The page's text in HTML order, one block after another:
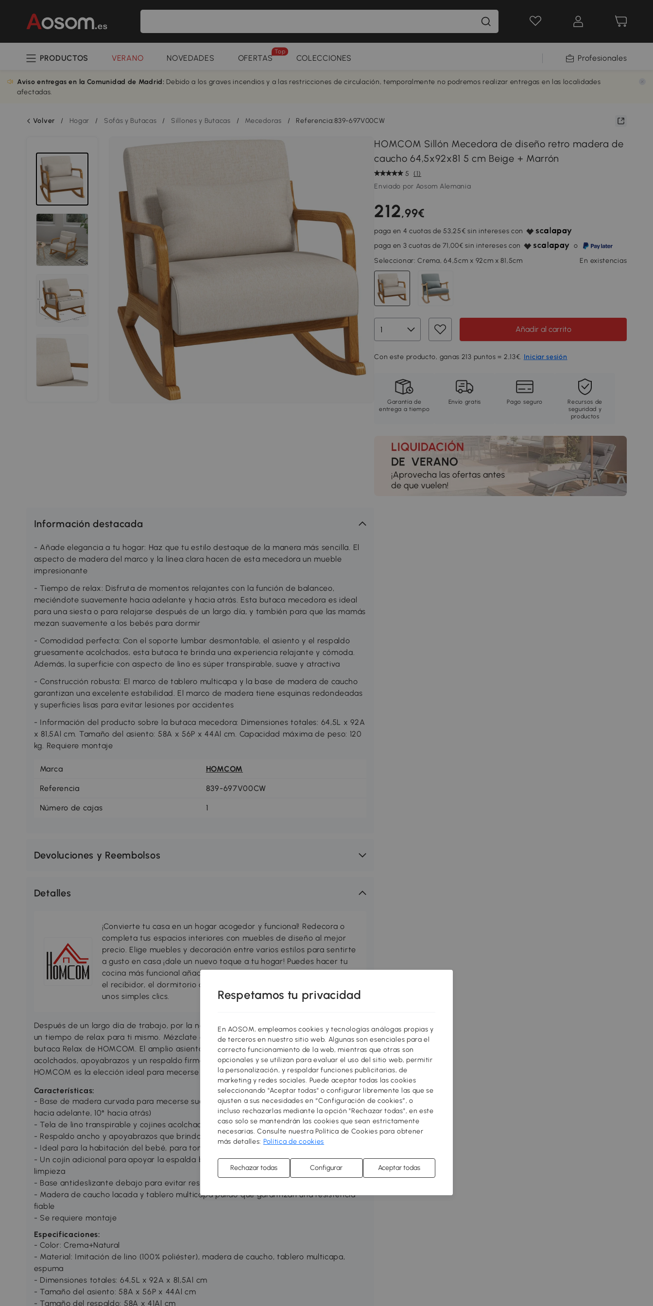
PRODUCTOS VERANO NOVEDADES OFERTAS
Top
COLECCIONES Profesionales
Aviso entregas en la Comunidad de Madrid: Debido a los graves incendios y a las restricciones de circulación, temporalmente no podremos realizar entregas en las localidades
afectadas.
Volver / Hogar / Sofás y Butacas / Sillones y Butacas / Mecedoras / Referencia:839-697V00CW
HOMCOM Sillón Mecedora de diseño retro madera de
caucho 64,5x92x81 5 cm Beige + Marrón
5
(1)
Enviado por Aosom Alemania
212,99€
paga en 4 cuotas de 53,25€ sin intereses con
paga en 3 cuotas de 71,00€ sin intereses con
o
Seleccionar:Crema, 64,5cm x 92cm x 81,5cm En existencias
Añadir al carrito
Con este producto, ganas 213 puntos = 2,13€. Iniciar sesión
Garantía de
entrega a tiempo
Envío gratis Pago seguro
Recursos de
seguridad y
productos
Información destacada
- Añade elegancia a tu hogar: Haz que tu estilo destaque de la manera más sencilla. El
aspecto de madera del marco y la línea clara hacen de esta mecedora un mueble
impresionante
- Tiempo de relax: Disfruta de momentos relajantes con la función de balanceo,
meciéndote suavemente hacia adelante y hacia atrás. Esta butaca mecedora es ideal
para una siesta o para relajarse después de un largo día, y también para que las mamás
mezan suavemente a los bebés para dormir
- Comodidad perfecta: Con el soporte lumbar desmontable, el asiento y el respaldo
gruesamente acolchados, esta butaca te brinda una experiencia relajante y cómoda.
Además, la superficie con aspecto de lino es súper transpirable, suave y atractiva
- Construcción robusta: El marco de tablero multicapa y la base de madera de caucho
garantizan una excelente estabilidad. El marco de madera tiene esquinas redondeadas
y superficies lisas para evitar lesiones por accidentes
- Información del producto sobre la butaca mecedora: Dimensiones totales: 64,5L x 92A
x 81,5Al cm. Tamaño del asiento: 58A x 56P x 44Al cm. Capacidad máxima de peso: 120
kg. Requiere montaje
Marca HOMCOM
Referencia 839-697V00CW
Número de cajas 1
Devoluciones y Reembolsos
Detalles
¡Convierte tu casa en un hogar acogedor y funcional! Redecora o
completa tus espacios interiores con muebles de diseño al mejor
precio. Elige muebles y decoración entre varios estilos para sentirte
a gusto en casa ¡dale un nuevo toque a tu hogar! Puedes hacer tu
cocina más funcional añadiendo almacenamiento, mejorar el salón,
el recibidor, el dormitorio o cualquier estancia que necesites con
unos simples clics.
Después de un largo día de trabajo, por la noche, cuando sopla una suave brisa, anhelas
un tiempo de relax para ti mismo. Mézclate en un estado de calma y armonía con la
butaca Relax de HOMCOM. El amplio asiento proporciona comodidad y cojines
acolchados, apoyabrazos y un respaldo firme apoyan tu cuerpo. ¡Esta butaca Relax de
HOMCOM es la elección ideal para mecerse en un dulce sueño!
Características:
- Base de madera curvada para mecerse suavemente hacia adelante y hacia atrás (10°
hacia adelante, 10° hacia atrás)
- Tela de lino transpirable y cojines acolchados para mayor comodidad
- Respaldo ancho y apoyabrazos que brindan soporte completo
- Ideal para la habitación del bebé, para tomar una siesta, leer y ver la televisión
- Un cojín adicional para apoyar la espalda baja, cuyo forro es extraíble para facilitar la
limpieza
- Base antideslizante debajo para evitar resbalones
- Madera de caucho lacada y tablero multicapa pulido que garantizan una resistencia
fiable
- Se requiere montaje
Especificaciones:
- Color: Crema+Natural
- Material: Imitación de lino (100% poliéster), madera de caucho, tablero multicapa,
espuma
- Dimensiones totales: 64,5L x 92A x 81,5Al cm
- Tamaño del asiento: 58A x 56P x 44Al cm
- Tamaño del respaldo: 58A x 41Al cm
Respetamos tu privacidad
En AOSOM, empleamos cookies y tecnologías análogas propias y
de terceros en nuestro sitio web. Algunas son esenciales para el
correcto funcionamiento de la web, mientras que otras son
opcionales y se utilizan para evaluar el uso del sitio web, permitir
la personalización, y respaldar funciones publicitarias, de
marketing y redes sociales. Puede aceptar todas las cookies
seleccionando "Aceptar todas" o configurar libremente las que se
ajusten a sus necesidades en “Configuración de cookies”, o
incluso rechazarlas mediante la opción "Rechazar todas", en este
caso solo se mantendrán las cookies que sean estrictamente
necesarias. Consulte nuestra Política de Cookies para obtener
más detalles: Política de cookies
Rechazar todas Configurar Aceptar todas